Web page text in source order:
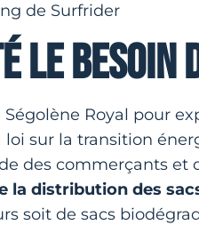
de Surfrider
LE
Ségolène Royal pour
sur la transition
des commerçants et
la distribution des
soit de sacs